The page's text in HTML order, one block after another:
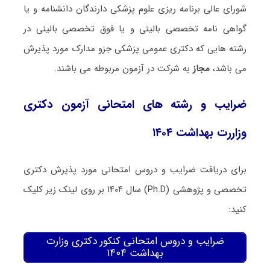
شورای عالی برنامه ریزی علوم پزشکی دارندگان دانشنامه و یا
گواهی نامه تخصصی بالینی و یا فوق تخصصی بالینی در
رشته هایی که دکتری عمومی پزشکی جزو مدارک مورد پذیرش
می باشد، مجازبه شرکت در آزمون مربوطه می باشند.
ضرایب و رشته های امتحانی آزمون دکتری
وزاررت بهداشت ۱۴۰۴
برای دریافت ضرایب و دروس امتحانی مورد پذیرش دکتری
تخصصی و پژوهشی (Ph.D) سال ۱۴۰۴ بر روی لینک زیر کلیک
کنید:
ضرایب و دروس امتحانی کنکور دکتری وزارت
بهداشت ۱۴۰۴